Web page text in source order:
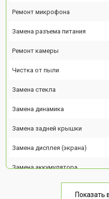
Ремонт микрофона
Замена разъема питания
Ремонт камеры
Чистка от пыли
Замена стекла
Замена динамика
Замена задней крышки
Замена дисплея (экрана)
Замена аккумулятора
Показать